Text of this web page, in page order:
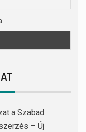
a Szabad
– Új